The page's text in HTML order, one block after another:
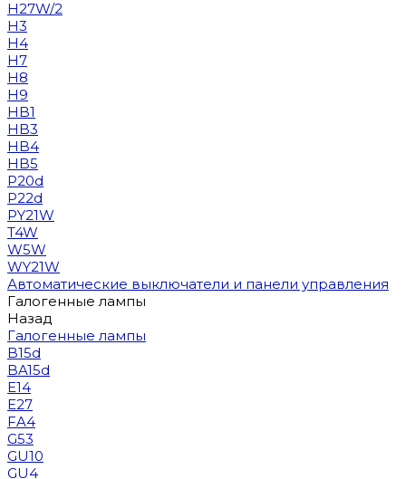
H27W/2
H3
H4
H7
H8
H9
HB1
HB3
HB4
HB5
P20d
P22d
PY21W
T4W
W5W
WY21W
Автоматические выключатели и панели управления
Галогенные лампы
Назад
Галогенные лампы
B15d
BA15d
E14
E27
FA4
G53
GU10
GU4